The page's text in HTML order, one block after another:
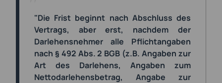
"Die Frist beginnt nach Abschluss des
Vertrags, aber erst, nachdem der
Darlehensnehmer alle Pflichtangaben
nach § 492 Abs. 2 BGB (z.B. Angaben zur
Art des Darlehens, Angaben zum
Nettodarlehensbetrag, Angabe zur